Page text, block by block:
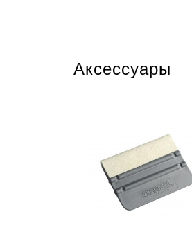
Аксессуары